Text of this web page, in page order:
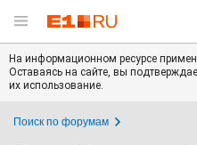
На информационном ресурсе
Оставаясь на сайте, вы
их использование.
Поиск по форумам